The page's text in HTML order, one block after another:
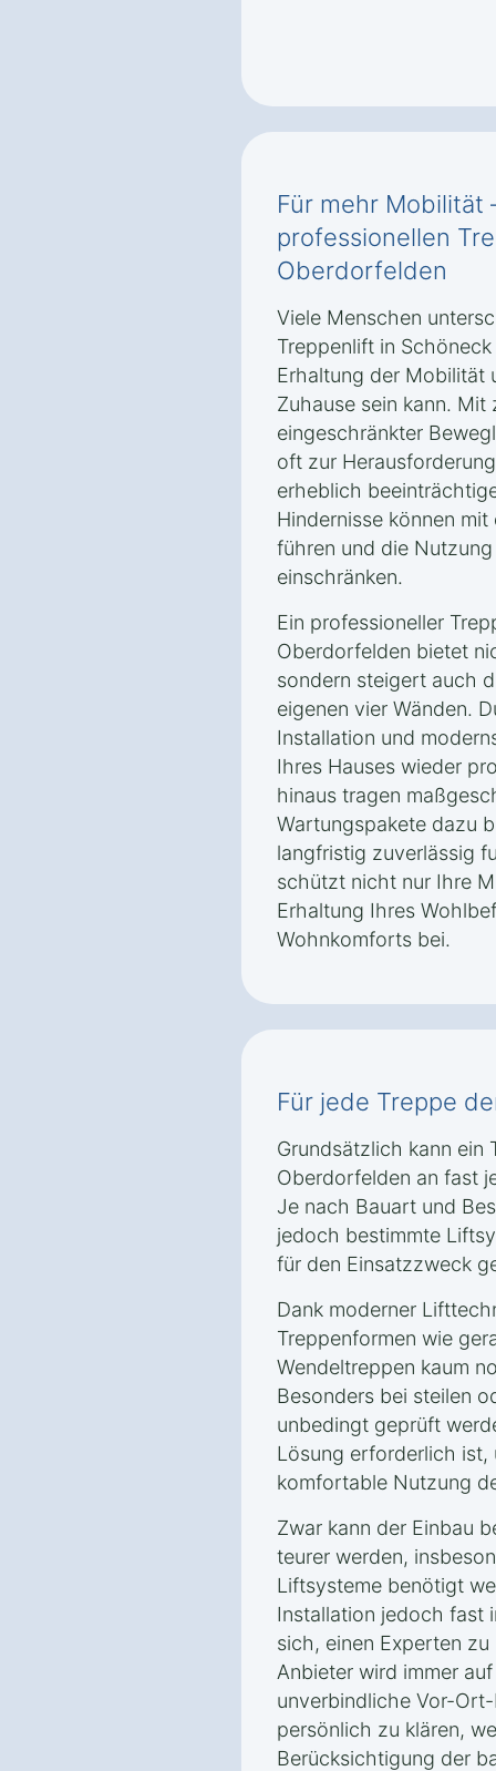
Für mehr Mobilität
professionellen
Oberdorfelden
Viele Menschen
Treppenlift in
Erhaltung der Mobilität
Zuhause sein kann.
eingeschränkter
oft zur
erheblich
Hindernisse können
führen und die
einschränken.
Ein professioneller
Oberdorfelden bietet
sondern steigert auch
eigenen vier Wänden.
Installation und
Ihres Hauses wieder
hinaus tragen
Wartungspakete dazu
langfristig zuverlässig
schützt nicht nur Ihre
Erhaltung Ihres
Wohnkomforts bei.
Für jede Treppe
Grundsätzlich kann ein
Oberdorfelden an fast
Je nach Bauart und
jedoch bestimmte
für den Einsatzzweck
Dank moderner
Treppenformen wie
Wendeltreppen kaum
Besonders bei steilen
unbedingt geprüft
Lösung erforderlich ist,
komfortable Nutzung
Zwar kann der Einbau
teurer werden,
Liftsysteme benötigt
Installation jedoch fast
sich, einen Experten
Anbieter wird immer
unverbindliche Vor-
persönlich zu klären,
Berücksichtigung der